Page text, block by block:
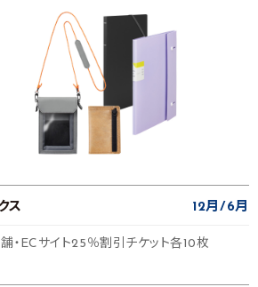
ス 12月 6月
・ECサイト25％割引チケット各10枚